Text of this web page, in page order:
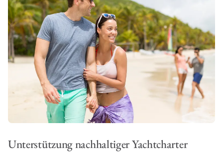
Unterstützung nachhaltiger Yachtcharter